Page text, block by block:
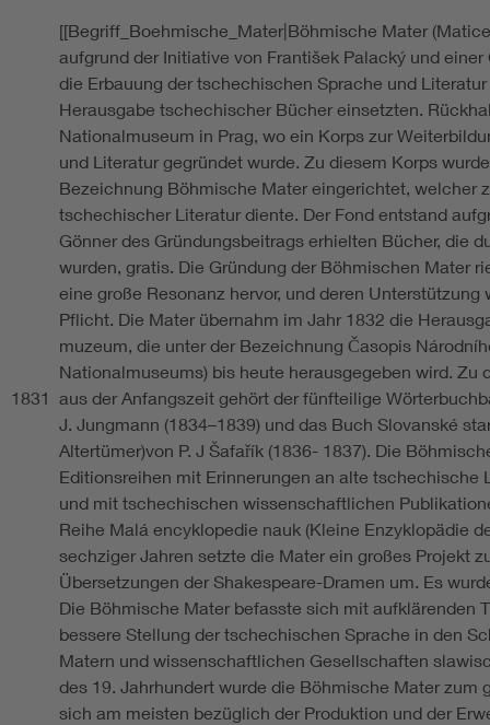
1831
[[Begriff_Boehmische_Mater|Böhmische Mater
aufgrund der Initiative von František Palacký und
die Erbauung der tschechischen Sprache und
Herausgabe tschechischer Bücher einsetzten.
Nationalmuseum in Prag, wo ein Korps zur
und Literatur gegründet wurde. Zu diesem Korps
Bezeichnung Böhmische Mater eingerichtet, welcher
tschechischer Literatur diente. Der Fond entstand
Gönner des Gründungsbeitrags erhielten Bücher, die
wurden, gratis. Die Gründung der Böhmischen Mater
eine große Resonanz hervor, und deren
Pflicht. Die Mater übernahm im Jahr 1832 die
muzeum, die unter der Bezeichnung Časopis
Nationalmuseums) bis heute herausgegeben wird. Zu
aus der Anfangszeit gehört der fünfteilige
J. Jungmann (1834–1839) und das Buch Slovanské
Altertümer)von P. J Šafařík (1836- 1837). Die
Editionsreihen mit Erinnerungen an alte tschechische
und mit tschechischen wissenschaftlichen
Reihe Malá encyklopedie nauk (Kleine Enzyklopädie
sechziger Jahren setzte die Mater ein großes Projekt
Übersetzungen der Shakespeare-Dramen um. Es
Die Böhmische Mater befasste sich mit aufklärenden
bessere Stellung der tschechischen Sprache in den
Matern und wissenschaftlichen Gesellschaften
des 19. Jahrhundert wurde die Böhmische Mater zum
sich am meisten bezüglich der Produktion und der